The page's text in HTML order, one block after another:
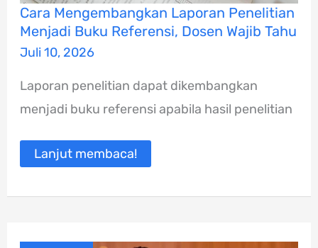
Cara Mengembangkan Laporan Penelitian
Menjadi Buku Referensi, Dosen Wajib Tahu
Juli 10, 2026
Laporan penelitian dapat dikembangkan
menjadi buku referensi apabila hasil penelitian
Cara
Mengembangkan
Laporan
Penelitian
Menjadi
Referensi,
Wajib
Lanjut membaca!